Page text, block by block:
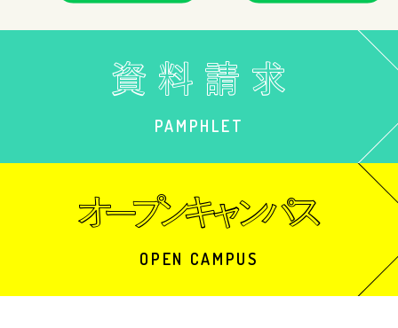
PAMPHLET
OPEN CAMPUS